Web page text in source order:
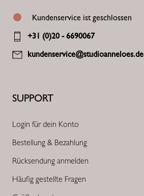
SUPPORT
Login für dein Konto
Bestellung & Bezahlung
Rücksendung anmelden
Häufig gestellte Fragen
Kundenservice ist geschlossen
+31 (0)20 - 6690067
kundenservice@studioanneloes.de